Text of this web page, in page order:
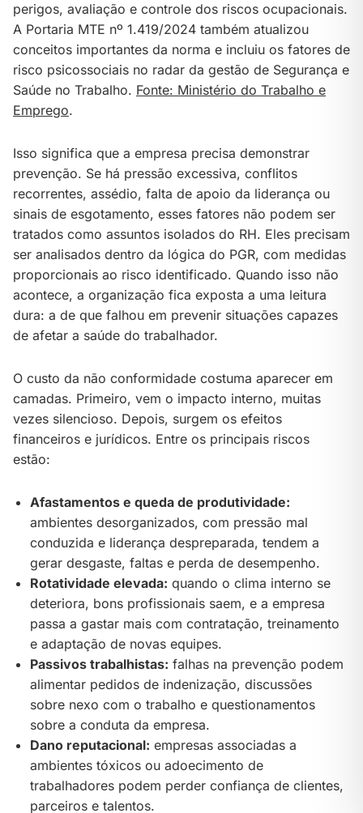
perigos, avaliação e controle dos riscos ocupacionais.
A Portaria MTE nº 1.419/2024 também atualizou
conceitos importantes da norma e incluiu os fatores de
risco psicossociais no radar da gestão de Segurança e
Saúde no Trabalho. Fonte: Ministério do Trabalho e
Emprego.
Isso significa que a empresa precisa demonstrar
prevenção. Se há pressão excessiva, conflitos
recorrentes, assédio, falta de apoio da liderança ou
sinais de esgotamento, esses fatores não podem ser
tratados como assuntos isolados do RH. Eles precisam
ser analisados dentro da lógica do PGR, com medidas
proporcionais ao risco identificado. Quando isso não
acontece, a organização fica exposta a uma leitura
dura: a de que falhou em prevenir situações capazes
de afetar a saúde do trabalhador.
O custo da não conformidade costuma aparecer em
camadas. Primeiro, vem o impacto interno, muitas
vezes silencioso. Depois, surgem os efeitos
financeiros e jurídicos. Entre os principais riscos
estão:
Afastamentos e queda de produtividade:
ambientes desorganizados, com pressão mal
conduzida e liderança despreparada, tendem a
gerar desgaste, faltas e perda de desempenho.
Rotatividade elevada: quando o clima interno se
deteriora, bons profissionais saem, e a empresa
passa a gastar mais com contratação, treinamento
e adaptação de novas equipes.
Passivos trabalhistas: falhas na prevenção podem
alimentar pedidos de indenização, discussões
sobre nexo com o trabalho e questionamentos
sobre a conduta da empresa.
Dano reputacional: empresas associadas a
ambientes tóxicos ou adoecimento de
trabalhadores podem perder confiança de clientes,
parceiros e talentos.